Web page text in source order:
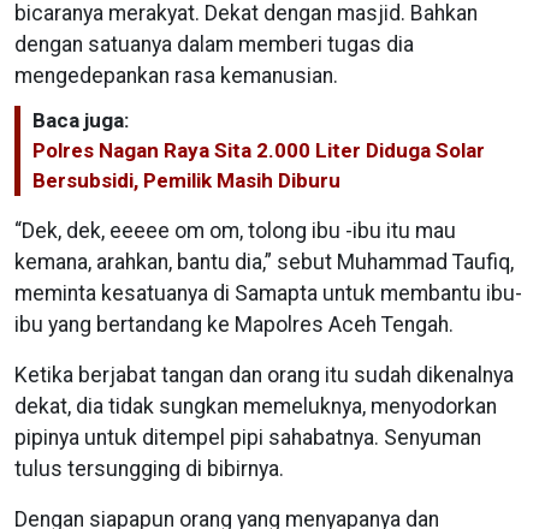
bicaranya merakyat. Dekat dengan masjid. Bahkan
dengan satuanya dalam memberi tugas dia
mengedepankan rasa kemanusian.
Baca juga:
Polres Nagan Raya Sita 2.000 Liter Diduga Solar
Bersubsidi, Pemilik Masih Diburu
“Dek, dek, eeeee om om, tolong ibu -ibu itu mau
kemana, arahkan, bantu dia,” sebut Muhammad Taufiq,
meminta kesatuanya di Samapta untuk membantu ibu-
ibu yang bertandang ke Mapolres Aceh Tengah.
Ketika berjabat tangan dan orang itu sudah dikenalnya
dekat, dia tidak sungkan memeluknya, menyodorkan
pipinya untuk ditempel pipi sahabatnya. Senyuman
tulus tersungging di bibirnya.
Dengan siapapun orang yang menyapanya dan